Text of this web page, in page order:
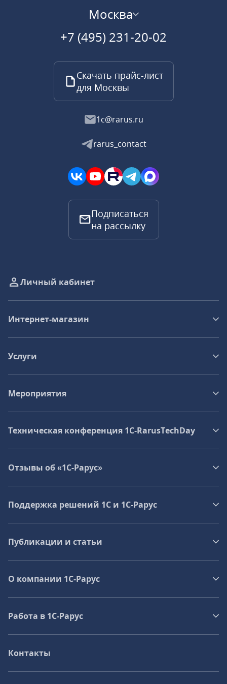
Москва
+7 (495) 231-20-02
Скачать прайс-лист
для Москвы
1c@rarus.ru
rarus_contact
Подписаться
на рассылку
Личный кабинет
Интернет-магазин
Услуги
Мероприятия
Техническая конференция 1C‑RarusTechDay
Отзывы об «1С-Рарус»
Поддержка решений 1С и 1С‑Рарус
Публикации и статьи
О компании 1C-Рарус
Работа в 1С‑Рарус
Контакты